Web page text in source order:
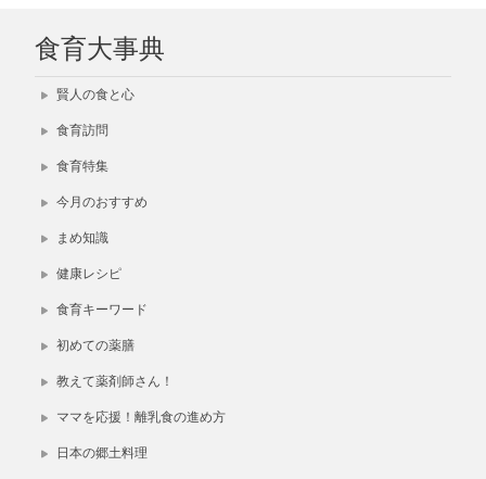
食育大事典
賢人の食と心
食育訪問
食育特集
今月のおすすめ
まめ知識
健康レシピ
食育キーワード
初めての薬膳
教えて薬剤師さん！
ママを応援！離乳食の進め方
日本の郷土料理